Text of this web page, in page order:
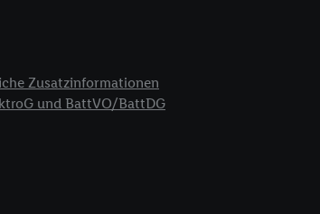
Zusatzinformationen
und BattVO/BattDG